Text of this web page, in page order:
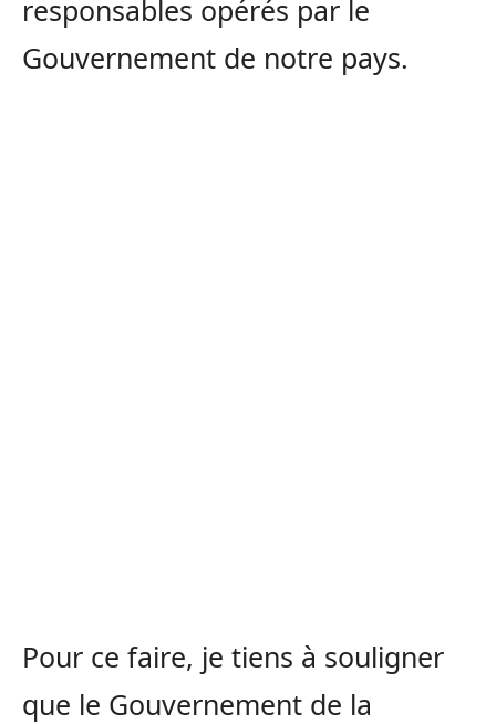
responsables opérés par le
Gouvernement de notre pays.
Pour ce faire, je tiens à souligner
que le Gouvernement de la